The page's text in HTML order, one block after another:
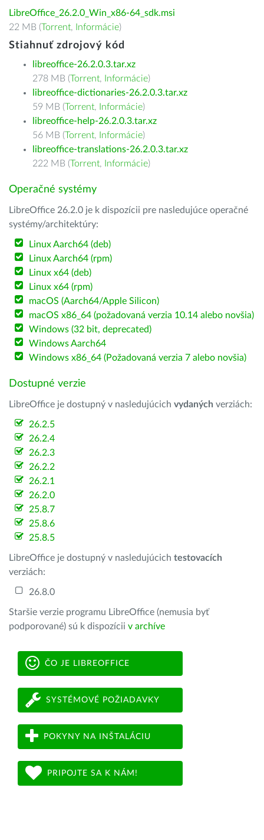
LibreOffice_26.2.0_Win_x86-64_sdk.msi
22 MB (Torrent, Informácie)
Stiahnuť zdrojový kód
libreoffice-26.2.0.3.tar.xz
278 MB (Torrent, Informácie)
libreoffice-dictionaries-26.2.0.3.tar.xz
59 MB (Torrent, Informácie)
libreoffice-help-26.2.0.3.tar.xz
56 MB (Torrent, Informácie)
libreoffice-translations-26.2.0.3.tar.xz
222 MB (Torrent, Informácie)
Operačné systémy
LibreOffice 26.2.0 je k dispozícii pre nasledujúce operačné
systémy/architektúry:
Linux Aarch64 (deb)
Linux Aarch64 (rpm)
Linux x64 (deb)
Linux x64 (rpm)
macOS (Aarch64/Apple Silicon)
macOS x86_64 (požadovaná verzia 10.14 alebo novšia)
Windows (32 bit, deprecated)
Windows Aarch64
Windows x86_64 (Požadovaná verzia 7 alebo novšia)
Dostupné verzie
LibreOffice je dostupný v nasledujúcich vydaných verziách:
26.2.5
26.2.4
26.2.3
26.2.2
26.2.1
26.2.0
25.8.7
25.8.6
25.8.5
LibreOffice je dostupný v nasledujúcich testovacích
verziách:
26.8.0
Staršie verzie programu LibreOffice (nemusia byť
podporované) sú k dispozícii v archíve
ČO JE LIBREOFFICE
SYSTÉMOVÉ POŽIADAVKY
POKYNY NA INŠTALÁCIU
PRIPOJTE SA K NÁM!